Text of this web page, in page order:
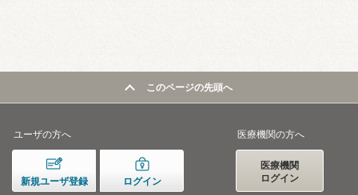
このページの先頭へ
ユーザの方へ
新規ユーザ登録 ログイン
医療機関の方へ
医療機関
ログイン